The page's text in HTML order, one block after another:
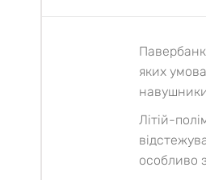
яких
Літій-
особливо